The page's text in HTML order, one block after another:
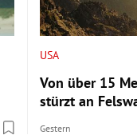
USA
Von über 15
stürzt an
Gestern